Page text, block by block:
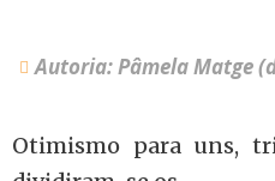
Autoria: Pâmela Matge
Otimismo para uns,